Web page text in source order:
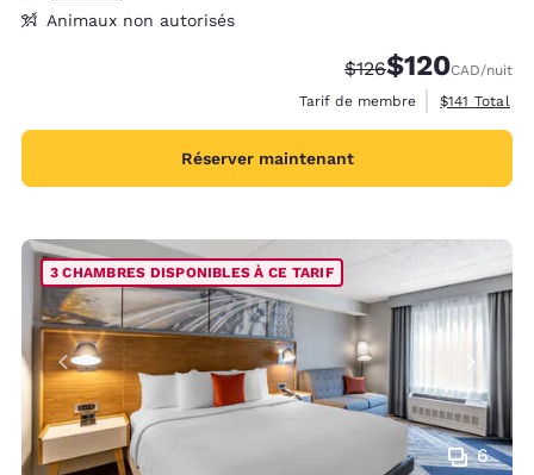
Animaux non autorisés
Tarif barré :
$126Tarif réduit :
$120CAD/nuit
Tarif de membre
Afficher les
$141 Total
Réserver maintenant
6
3 CHAMBRES DISPONIBLES À CE TARIF